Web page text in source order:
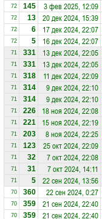
72 145 3 фев 2025, 12:09
72 13 20 дек 2024, 15:39
72 6 17 дек 2024, 22:07
72 5 16 дек 2024, 22:07
71 331 13 дек 2024, 22:05
71 331 13 дек 2024, 22:05
71 318 11 дек 2024, 22:09
71 314 9 дек 2024, 22:10
71 314 9 дек 2024, 22:10
71 226 18 ноя 2024, 22:08
71 221 15 ноя 2024, 22:19
71 203 8 ноя 2024, 22:25
71 123 25 окт 2024, 22:09
71 32 7 окт 2024, 22:08
71 31 7 окт 2024, 14:11
71 5 22 сен 2024, 13:56
70 360 22 сен 2024, 0:27
70 359 21 сен 2024, 22:40
70 359 21 сен 2024, 22:40